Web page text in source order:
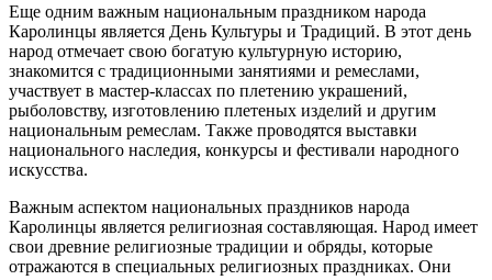
Еще одним важным национальным праздником народа
Каролинцы является День Культуры и Традиций. В этот день
народ отмечает свою богатую культурную историю,
знакомится с традиционными занятиями и ремеслами,
участвует в мастер-классах по плетению украшений,
рыболовству, изготовлению плетеных изделий и другим
национальным ремеслам. Также проводятся выставки
национального наследия, конкурсы и фестивали народного
искусства.
Важным аспектом национальных праздников народа
Каролинцы является религиозная составляющая. Народ имеет
свои древние религиозные традиции и обряды, которые
отражаются в специальных религиозных праздниках. Они